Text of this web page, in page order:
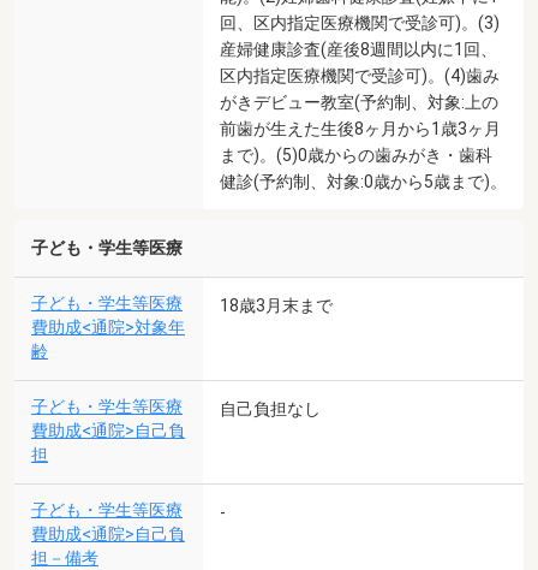
回、区内指定医療機関で受診可)。(3)
産婦健康診査(産後8週間以内に1回、
区内指定医療機関で受診可)。(4)歯み
がきデビュー教室(予約制、対象:上の
前歯が生えた生後8ヶ月から1歳3ヶ月
まで)。(5)0歳からの歯みがき・歯科
健診(予約制、対象:0歳から5歳まで)。
子ども・学生等医療
子ども・学生等医療
費助成<通院>対象年
齢
18歳3月末まで
子ども・学生等医療
費助成<通院>自己負
担
自己負担なし
子ども・学生等医療
費助成<通院>自己負
担－備考
-